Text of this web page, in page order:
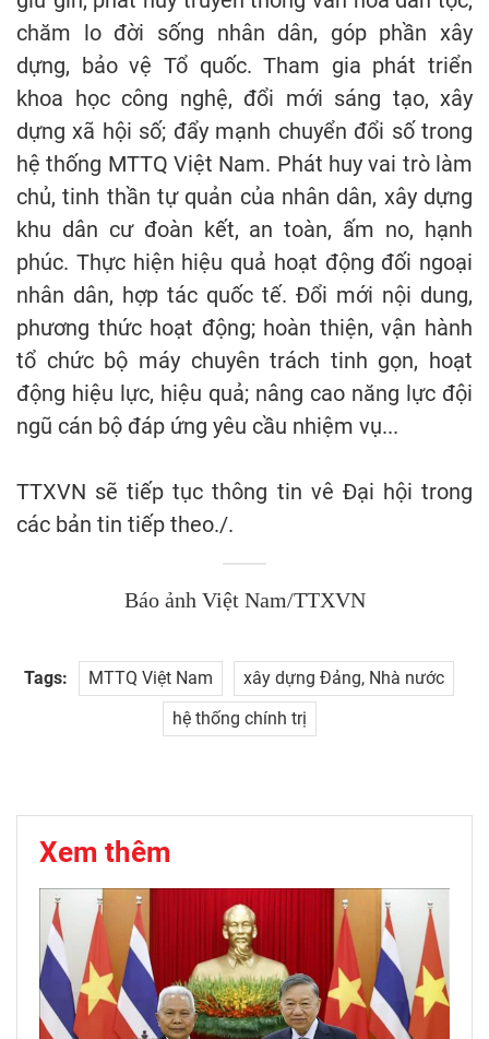
chăm lo đời sống nhân dân, góp phần xây
dựng, bảo vệ Tổ quốc. Tham gia phát triển
khoa học công nghệ, đổi mới sáng tạo, xây
dựng xã hội số; đẩy mạnh chuyển đổi số trong
hệ thống MTTQ Việt Nam. Phát huy vai trò làm
chủ, tinh thần tự quản của nhân dân, xây dựng
khu dân cư đoàn kết, an toàn, ấm no, hạnh
phúc. Thực hiện hiệu quả hoạt động đối ngoại
nhân dân, hợp tác quốc tế. Đổi mới nội dung,
phương thức hoạt động; hoàn thiện, vận hành
tổ chức bộ máy chuyên trách tinh gọn, hoạt
động hiệu lực, hiệu quả; nâng cao năng lực đội
ngũ cán bộ đáp ứng yêu cầu nhiệm vụ...
TTXVN sẽ tiếp tục thông tin vê Đại hội trong
các bản tin tiếp theo./.
Báo ảnh Việt Nam/TTXVN
Tags: MTTQ Việt Nam
xây dựng Đảng, Nhà nước
hệ thống chính trị
Xem thêm